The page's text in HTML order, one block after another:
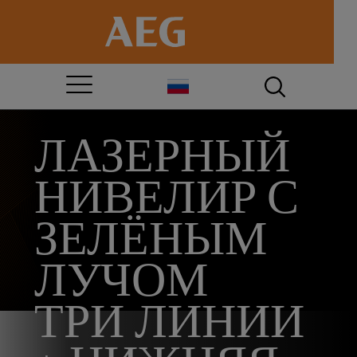
ЛАЗЕРНЫЙ
НИВЕЛИР С
ЗЕЛЁНЫМ
ЛУЧОМ
ТРИ ЛИНИИ